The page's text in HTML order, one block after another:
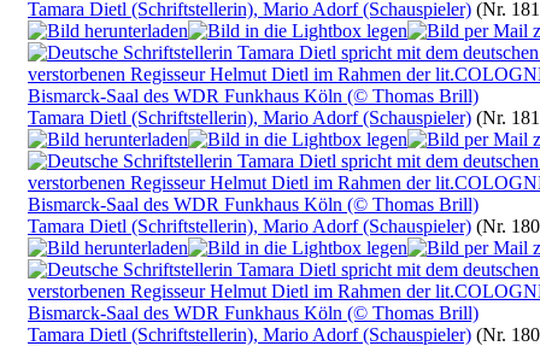
Tamara Dietl (Schriftstellerin), Mario Adorf (Schauspieler) (Nr.
Tamara Dietl (Schriftstellerin), Mario Adorf (Schauspieler) (Nr.
Tamara Dietl (Schriftstellerin), Mario Adorf (Schauspieler) (Nr.
Tamara Dietl (Schriftstellerin), Mario Adorf (Schauspieler) (Nr.